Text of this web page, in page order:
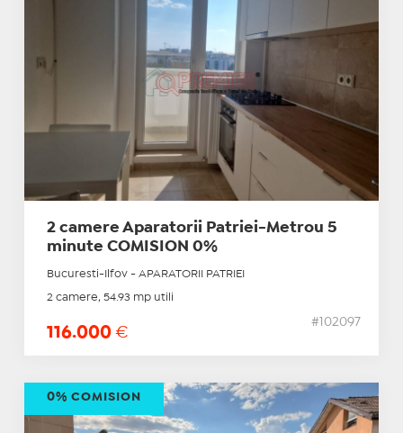
2 camere Aparatorii Patriei-Metrou 5
minute COMISION 0%
Bucuresti-Ilfov - APARATORII PATRIEI
2 camere, 54.93 mp utili
116.000 €
#102097
0% COMISION